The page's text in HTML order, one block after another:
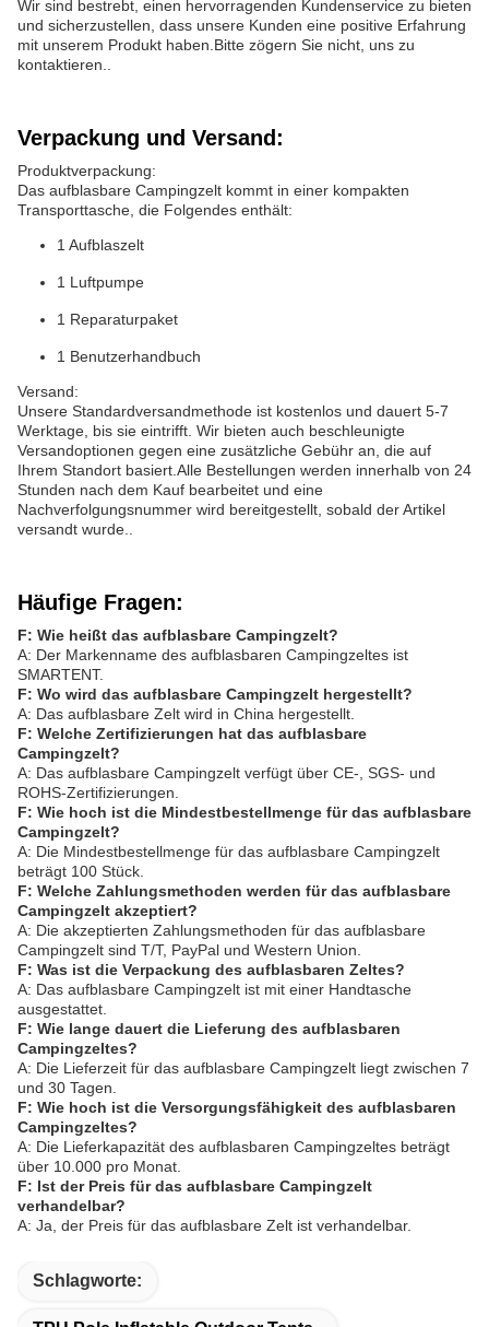
Wir sind bestrebt, einen hervorragenden Kundenservice zu bieten
und sicherzustellen, dass unsere Kunden eine positive Erfahrung
mit unserem Produkt haben.Bitte zögern Sie nicht, uns zu
kontaktieren..
Verpackung und Versand:
Produktverpackung:
Das aufblasbare Campingzelt kommt in einer kompakten
Transporttasche, die Folgendes enthält:
1 Aufblaszelt
1 Luftpumpe
1 Reparaturpaket
1 Benutzerhandbuch
Versand:
Unsere Standardversandmethode ist kostenlos und dauert 5-7
Werktage, bis sie eintrifft. Wir bieten auch beschleunigte
Versandoptionen gegen eine zusätzliche Gebühr an, die auf
Ihrem Standort basiert.Alle Bestellungen werden innerhalb von 24
Stunden nach dem Kauf bearbeitet und eine
Nachverfolgungsnummer wird bereitgestellt, sobald der Artikel
versandt wurde..
Häufige Fragen:
F: Wie heißt das aufblasbare Campingzelt?
A: Der Markenname des aufblasbaren Campingzeltes ist
SMARTENT.
F: Wo wird das aufblasbare Campingzelt hergestellt?
A: Das aufblasbare Zelt wird in China hergestellt.
F: Welche Zertifizierungen hat das aufblasbare
Campingzelt?
A: Das aufblasbare Campingzelt verfügt über CE-, SGS- und
ROHS-Zertifizierungen.
F: Wie hoch ist die Mindestbestellmenge für das aufblasbare
Campingzelt?
A: Die Mindestbestellmenge für das aufblasbare Campingzelt
beträgt 100 Stück.
F: Welche Zahlungsmethoden werden für das aufblasbare
Campingzelt akzeptiert?
A: Die akzeptierten Zahlungsmethoden für das aufblasbare
Campingzelt sind T/T, PayPal und Western Union.
F: Was ist die Verpackung des aufblasbaren Zeltes?
A: Das aufblasbare Campingzelt ist mit einer Handtasche
ausgestattet.
F: Wie lange dauert die Lieferung des aufblasbaren
Campingzeltes?
A: Die Lieferzeit für das aufblasbare Campingzelt liegt zwischen 7
und 30 Tagen.
F: Wie hoch ist die Versorgungsfähigkeit des aufblasbaren
Campingzeltes?
A: Die Lieferkapazität des aufblasbaren Campingzeltes beträgt
über 10.000 pro Monat.
F: Ist der Preis für das aufblasbare Campingzelt
verhandelbar?
A: Ja, der Preis für das aufblasbare Zelt ist verhandelbar.
Schlagworte: